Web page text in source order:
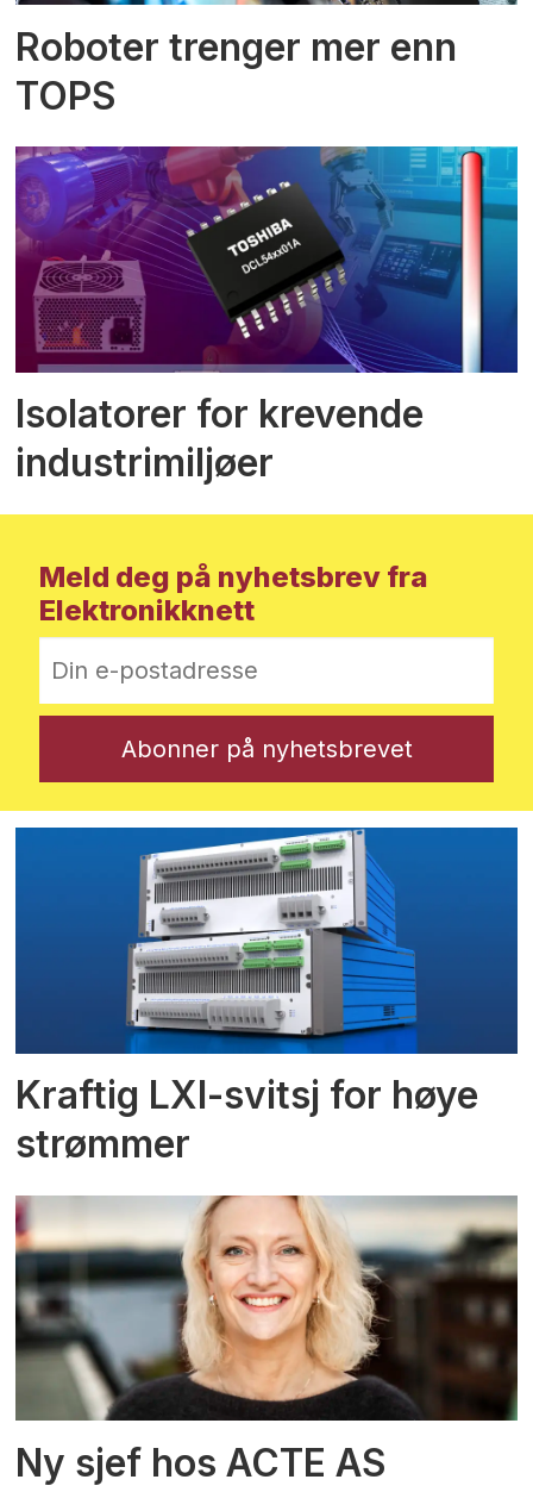
Roboter trenger mer enn
TOPS
Isolatorer for krevende
industrimiljøer
Meld deg på nyhetsbrev fra
Elektronikknett
Kraftig LXI-svitsj for høye
strømmer
Ny sjef hos ACTE AS